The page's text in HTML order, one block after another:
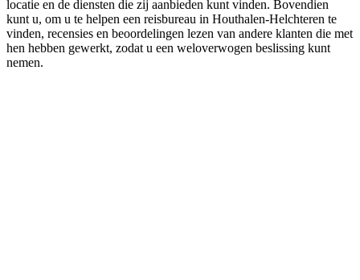
locatie en de diensten die zij aanbieden kunt vinden. Bovendien
kunt u, om u te helpen een reisbureau in Houthalen-Helchteren te
vinden, recensies en beoordelingen lezen van andere klanten die met
hen hebben gewerkt, zodat u een weloverwogen beslissing kunt
nemen.